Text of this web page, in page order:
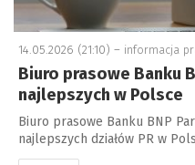
14.05.2026 (21:10) – informacja
Biuro prasowe Banku
najlepszych w Polsce
Biuro prasowe Banku BNP
najlepszych działów PR w